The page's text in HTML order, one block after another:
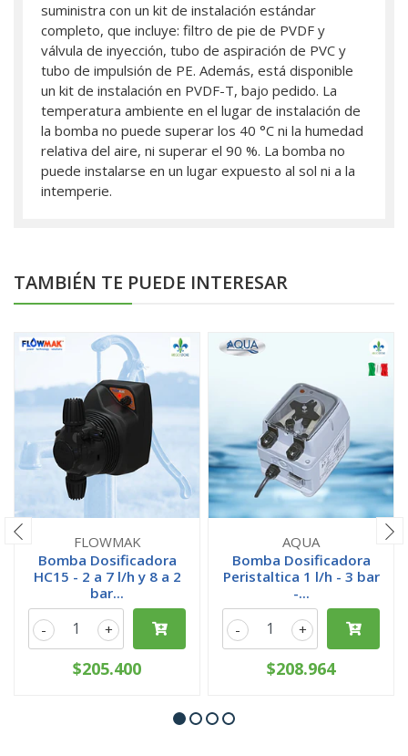
suministra con un kit de instalación estándar
completo, que incluye: filtro de pie de PVDF y
válvula de inyección, tubo de aspiración de PVC y
tubo de impulsión de PE. Además, está disponible
un kit de instalación en PVDF-T, bajo pedido. La
temperatura ambiente en el lugar de instalación de
la bomba no puede superar los 40 °C ni la humedad
relativa del aire, ni superar el 90 %. La bomba no
puede instalarse en un lugar expuesto al sol ni a la
intemperie.
TAMBIÉN TE PUEDE INTERESAR
FLOWMAK
Bomba Dosificadora
HC15 - 2 a 7 l/h y 8 a 2
bar...
+
-
$205.400
AQUA
Bomba Dosificadora
Peristaltica 1 l/h - 3 bar
-...
+
-
$208.964